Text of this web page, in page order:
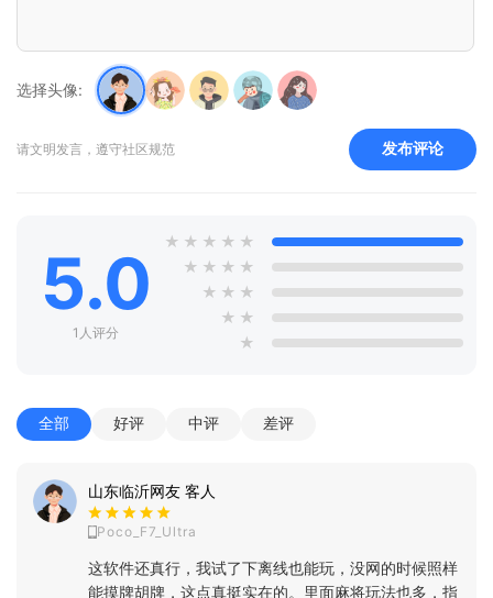
选择头像:
请文明发言，遵守社区规范 发布评论
5.0
1人评分
★ ★ ★ ★ ★
★ ★ ★ ★
★ ★ ★
★ ★
★
全部 好评 中评 差评
山东临沂网友 客人
Poco_F7_Ultra
这软件还真行，我试了下离线也能玩，没网的时候照样
能摸牌胡牌，这点真挺实在的。里面麻将玩法也多，指